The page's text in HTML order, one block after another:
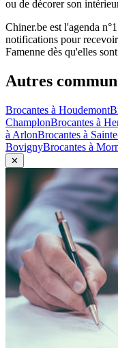
ou de décorer son
Chiner.be est l'agenda
notifications pour
Famenne dès qu'elles
Autres
Brocantes à Houdemont
ChamplonBrocantes à
à ArlonBrocantes à
BovignyBrocantes à
✕